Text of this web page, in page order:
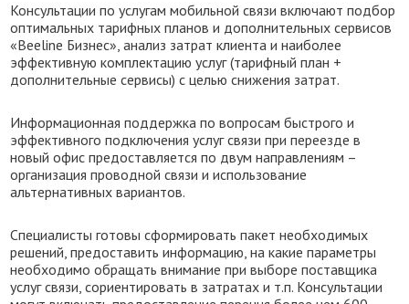
Консультации по услугам мобильной связи включают подбор
оптимальных тарифных планов и дополнительных сервисов
«Beeline Бизнес», анализ затрат клиента и наиболее
эффективную комплектацию услуг (тарифный план +
дополнительные сервисы) с целью снижения затрат.
Информационная поддержка по вопросам быстрого и
эффективного подключения услуг связи при переезде в
новый офис предоставляется по двум направлениям –
организация проводной связи и использование
альтернативных вариантов.
Специалисты готовы сформировать пакет необходимых
решений, предоставить информацию, на какие параметры
необходимо обращать внимание при выборе поставщика
услуг связи, сориентировать в затратах и т.п. Консультации